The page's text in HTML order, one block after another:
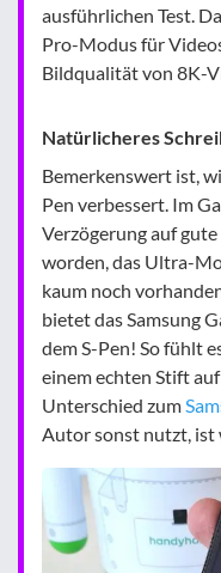
ausführlichen Test.
Pro-Modus für
Bildqualität von 8K-
Natürlicheres
Bemerkenswert ist,
Pen verbessert. Im
Verzögerung auf
worden, das Ultra-
kaum noch
bietet das Samsung
dem S-Pen! So fühlt
einem echten Stift
Unterschied zum
Autor sonst nutzt, ist